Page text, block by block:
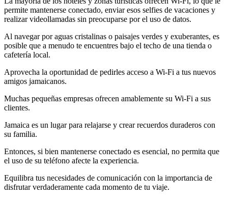
permite mantenerse conectado, enviar esos selfies de vacaciones y
realizar videollamadas sin preocuparse por el uso de datos.
Al navegar por aguas cristalinas o paisajes verdes y exuberantes, es
posible que a menudo te encuentres bajo el techo de una tienda o
cafetería local.
Aprovecha la oportunidad de pedirles acceso a Wi-Fi a tus nuevos
amigos jamaicanos.
Muchas pequeñas empresas ofrecen amablemente su Wi-Fi a sus
clientes.
Jamaica es un lugar para relajarse y crear recuerdos duraderos con
su familia.
Entonces, si bien mantenerse conectado es esencial, no permita que
el uso de su teléfono afecte la experiencia.
Equilibra tus necesidades de comunicación con la importancia de
disfrutar verdaderamente cada momento de tu viaje.